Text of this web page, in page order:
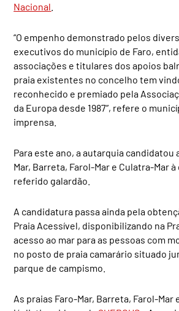
Nacional
“O empenho demonstrado pelos
executivos do município de Faro,
associações e titulares dos apoios
praia existentes no concelho tem
reconhecido e premiado pela
da Europa desde 1987”, refere o
imprensa.
Para este ano, a autarquia candidatou
Mar, Barreta, Farol-Mar e Culatra-Mar
referido galardão.
A candidatura passa ainda pela
Praia Acessível, disponibilizando na
acesso ao mar para as pessoas com
no posto de praia camarário situado
parque de campismo.
As praias Faro-Mar, Barreta, Farol-Mar